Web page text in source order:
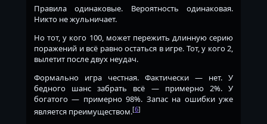
Правила одинаковые. Вероятность одинаковая.
Никто не жульничает.
Но тот, у кого 100, может пережить длинную серию
поражений и всё равно остаться в игре. Тот, у кого 2,
вылетит после двух неудач.
Формально игра честная. Фактически — нет. У
бедного шанс забрать всё — примерно 2%. У
богатого — примерно 98%. Запас на ошибки уже
является преимуществом.[6]